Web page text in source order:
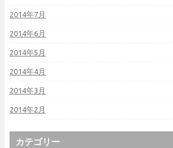
2014年7月
2014年6月
2014年5月
2014年4月
2014年3月
2014年2月
カテゴリー